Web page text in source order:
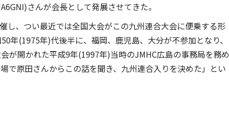
さんが会長として発展させてきた。
し、つい最近では全国大会がこの九州連合大会に便乗する形
年(1975年)代後半に、福岡、鹿児島、大分が不参加となり、
が開かれた平成9年(1997年)当時のJMHC広島の事務局を務め
で原田さんからこの話を聞き、九州連合入りを決めた」とい